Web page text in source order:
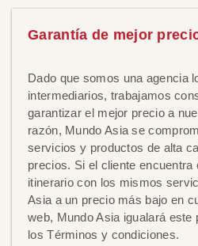
Garantía de mejor
Dado que somos una agencia
intermediarios, trabajamos
garantizar el mejor precio a
razón, Mundo Asia se
servicios y productos de alta
precios. Si el cliente
itinerario con los mismos
Asia a un precio más bajo en
web, Mundo Asia igualará este
los Términos y condiciones.